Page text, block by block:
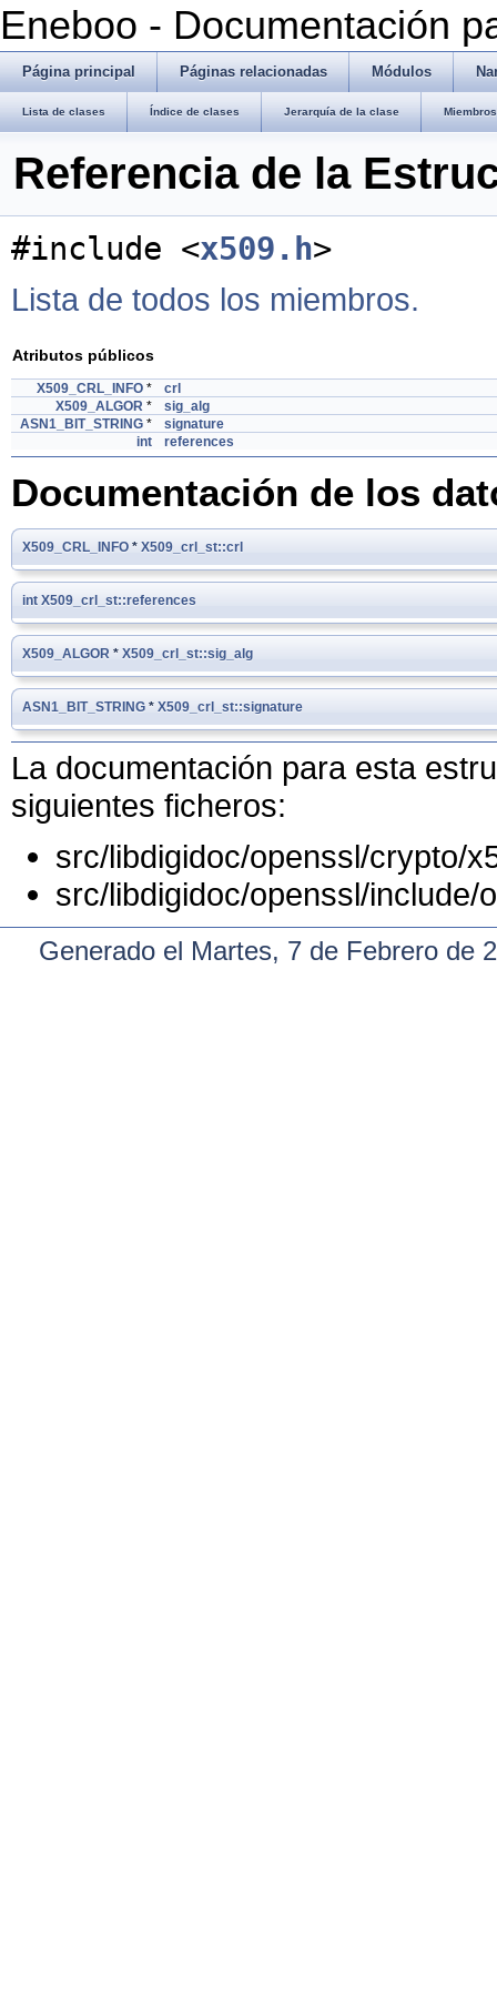
Eneboo - Documentación
Página principal Páginas relacionadas Módulos
Lista de clases Índice de clases Jerarquía de la clase
Referencia de la
#include <x509.h>
Lista de todos los miembros.
Atributos públicos
X509_CRL_INFO *
crl
X509_ALGOR *
sig_alg
ASN1_BIT_STRING *
signature
int
references
Documentación de los
X509_CRL_INFO * X509_crl_st::crl
int X509_crl_st::references
X509_ALGOR * X509_crl_st::sig_alg
ASN1_BIT_STRING * X509_crl_st::signature
La documentación para esta
siguientes ficheros:
src/libdigidoc/openssl/crypto/
src/libdigidoc/openssl/include/
Generado el Martes, 7 de Febrero de